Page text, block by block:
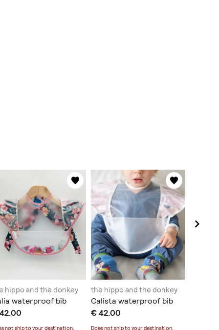
hippo and the donkey
waterproof bib
not ship toyour destination.
the hippo and the donkey
Calista waterproof bib
€ 42.00
Does not ship to your destination.